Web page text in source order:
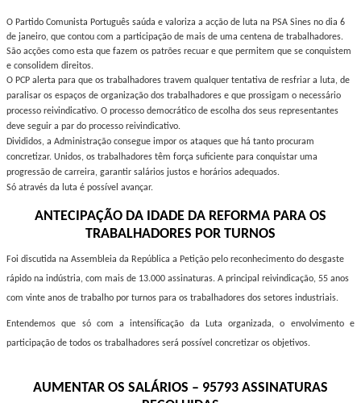
O Partido Comunista Português saúda e valoriza a acção de luta na PSA Sines no dia 6
de janeiro, que contou com a participação de mais de uma centena de trabalhadores.
São acções como esta que fazem os patrões recuar e que permitem que se conquistem
e consolidem direitos.
O PCP alerta para que os trabalhadores travem qualquer tentativa de resfriar a luta, de
paralisar os espaços de organização dos trabalhadores e que prossigam o necessário
processo reivindicativo. O processo democrático de escolha dos seus representantes
deve seguir a par do processo reivindicativo.
Divididos, a Administração consegue impor os ataques que há tanto procuram
concretizar. Unidos, os trabalhadores têm força suficiente para conquistar uma
progressão de carreira, garantir salários justos e horários adequados.
Só através da luta é possível avançar.
ANTECIPAÇÃO DA IDADE DA REFORMA PARA OS
TRABALHADORES POR TURNOS
Foi discutida na Assembleia da República a Petição pelo reconhecimento do desgaste
rápido na indústria, com mais de 13.000 assinaturas. A principal reivindicação, 55 anos
com vinte anos de trabalho por turnos para os trabalhadores dos setores industriais.
Entendemos que só com a intensificação da Luta organizada, o envolvimento e
participação de todos os trabalhadores será possível concretizar os objetivos.
AUMENTAR OS SALÁRIOS – 95793 ASSINATURAS